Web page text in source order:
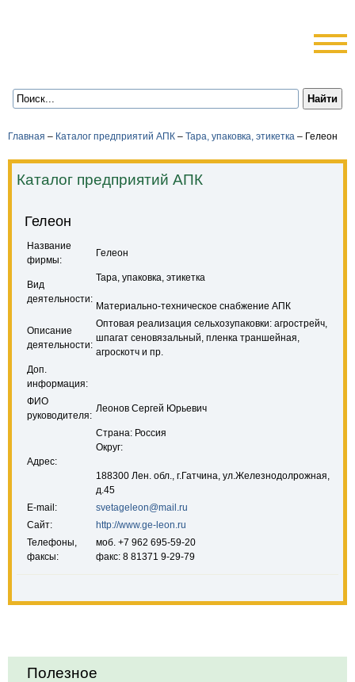
Главная – Каталог предприятий АПК – Тара, упаковка, этикетка – Гелеон
Каталог предприятий АПК
Гелеон
Название
фирмы:
Гелеон
Вид
деятельности:
Тара, упаковка, этикетка
Материально-техническое снабжение АПК
Описание
деятельности:
Оптовая реализация сельхозупаковки: агрострейч,
шпагат сеновязальный, пленка траншейная,
агроскотч и пр.
Доп.
информация:
ФИО
руководителя:
Леонов Сергей Юрьевич
Адрес:
Страна: Россия
Округ:
188300 Лен. обл., г.Гатчина, ул.Железнодолрожная,
д.45
E-mail:
svetageleon@mail.ru
Сайт:
http://www.ge-leon.ru
Телефоны,
факсы:
моб. +7 962 695-59-20
факс: 8 81371 9-29-79
Полезное